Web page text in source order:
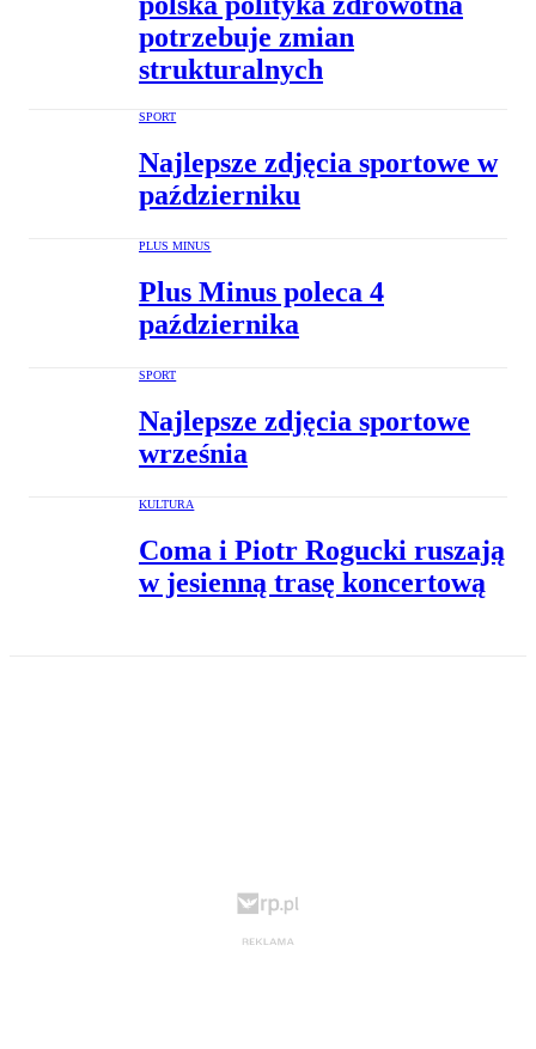
potrzebuje zmian
strukturalnych
SPORT
Najlepsze zdjęcia sportowe w
październiku
PLUS MINUS
Plus Minus poleca 4
października
SPORT
Najlepsze zdjęcia sportowe
września
KULTURA
Coma i Piotr Rogucki ruszają
w jesienną trasę koncertową